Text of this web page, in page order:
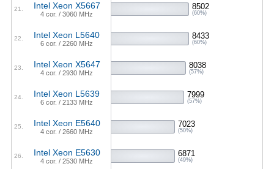
21. Intel Xeon X5667
4 cor. / 3060 MHz
8502
(60%)
22. Intel Xeon L5640
6 cor. / 2260 MHz
8433
(60%)
23. Intel Xeon X5647
4 cor. / 2930 MHz
8038
(57%)
24. Intel Xeon L5639
6 cor. / 2133 MHz
7999
(57%)
25. Intel Xeon E5640
4 cor. / 2660 MHz
7023
(50%)
26. Intel Xeon E5630
4 cor. / 2530 MHz
6871
(49%)